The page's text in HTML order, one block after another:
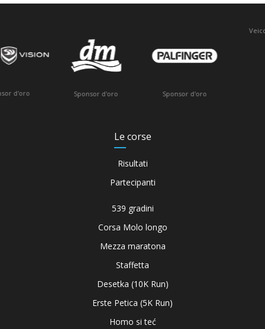
Sponsor d'oro Sponsor d'oro Veicolo ufficiale
Le corse
Risultati
Partecipanti
539 gradini
Corsa Molo longo
Mezza maratona
Staffetta
Desetka (10K Run)
Erste Petica (5K Run)
Homo si teć